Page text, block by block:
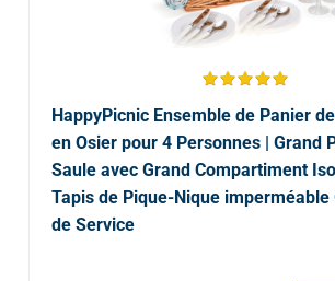
HappyPicnic Ensemble de Panier
en Osier pour 4 Personnes | Grand
Saule avec Grand Compartiment
Tapis de Pique-Nique
de Service